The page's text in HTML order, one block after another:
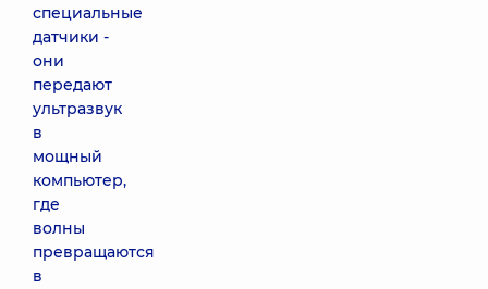
специальные
датчики -
они
передают
ультразвук
в
мощный
компьютер,
где
волны
превращаются
в